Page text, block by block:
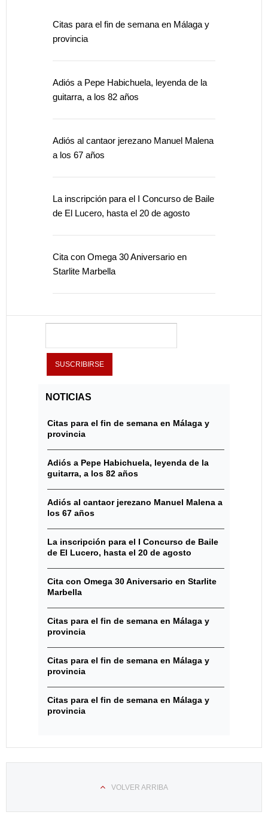
Citas para el fin de semana en Málaga y
provincia
Adiós a Pepe Habichuela, leyenda de la
guitarra, a los 82 años
Adiós al cantaor jerezano Manuel Malena
a los 67 años
La inscripción para el I Concurso de Baile
de El Lucero, hasta el 20 de agosto
Cita con Omega 30 Aniversario en
Starlite Marbella
NOTICIAS
Citas para el fin de semana en Málaga y
provincia
Adiós a Pepe Habichuela, leyenda de la
guitarra, a los 82 años
Adiós al cantaor jerezano Manuel Malena a
los 67 años
La inscripción para el I Concurso de Baile
de El Lucero, hasta el 20 de agosto
Cita con Omega 30 Aniversario en Starlite
Marbella
Citas para el fin de semana en Málaga y
provincia
Citas para el fin de semana en Málaga y
provincia
Citas para el fin de semana en Málaga y
provincia
VOLVER ARRIBA